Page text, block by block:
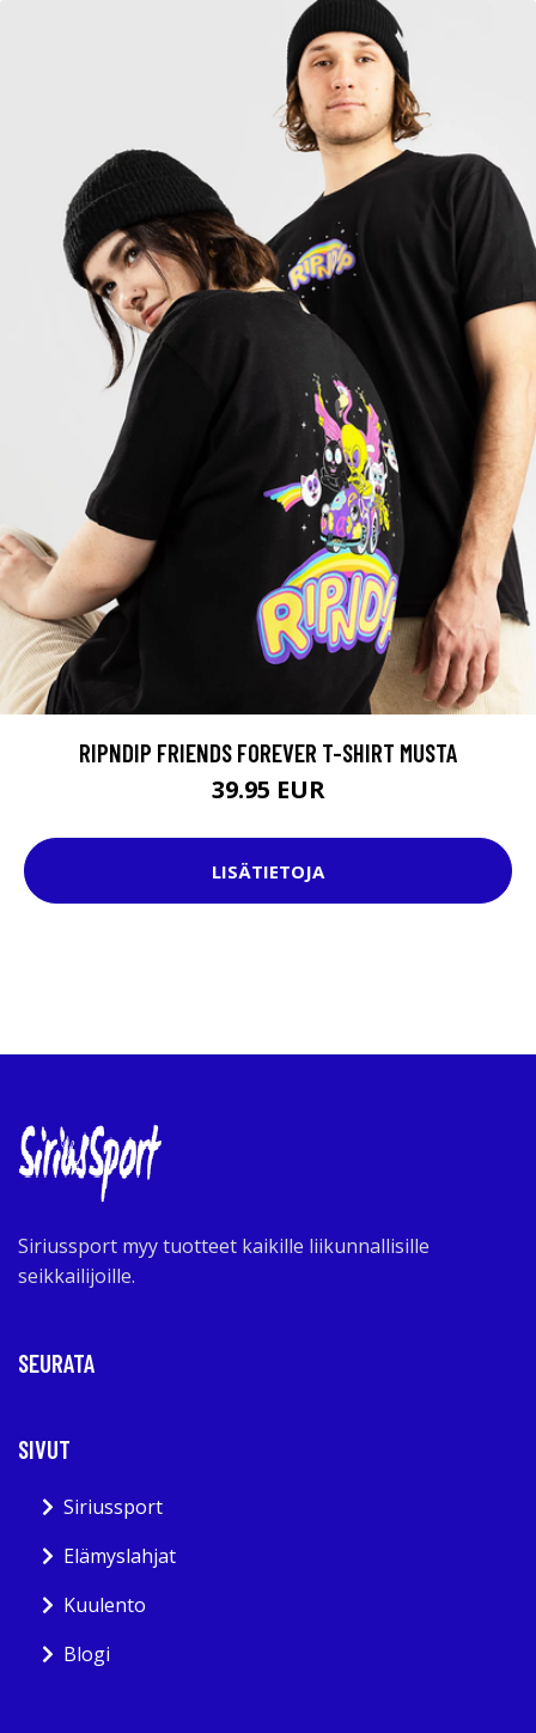
RIPNDIP FRIENDS FOREVER T-SHIRT MUSTA
39.95 EUR
LISÄTIETOJA
Siriussport myy tuotteet kaikille liikunnallisille
seikkailijoille.
SEURATA
SIVUT
Siriussport
Elämyslahjat
Kuulento
Blogi